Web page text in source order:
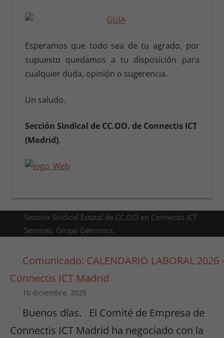
Esperamos que todo sea de tu agrado, por
supuesto quedamos a tu disposición para
cualquier duda, opinión o sugerencia.
Un saludo.
Sección Sindical de CC.OO. de Connectis ICT
(Madrid).
Sección Sindical Estatal de CC.OO en Connectis ICT
Services. Grupo Getronics.
Comunicado: CALENDARIO LABORAL 2026
Connectis ICT Madrid
10 diciembre, 2025
Buenos días. El Comité de Empresa de
Connectis ICT Madrid ha negociado con la